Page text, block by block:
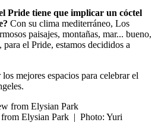
Pride tiene que implicar un cóctel
Con su clima mediterráneo, Los
paisajes, montañas, mar... bueno,
el Pride, estamos decididos a
mejores espacios para celebrar el
Elysian Park | Photo: Yuri